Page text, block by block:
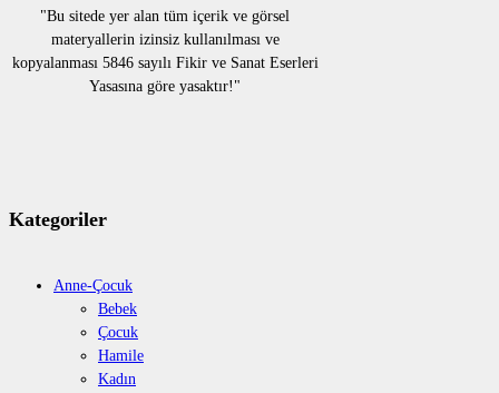
"Bu sitede yer alan tüm içerik ve görsel
materyallerin izinsiz kullanılması ve
kopyalanması 5846 sayılı Fikir ve Sanat Eserleri
Yasasına göre yasaktır!"
Kategoriler
Anne-Çocuk
Bebek
Çocuk
Hamile
Kadın